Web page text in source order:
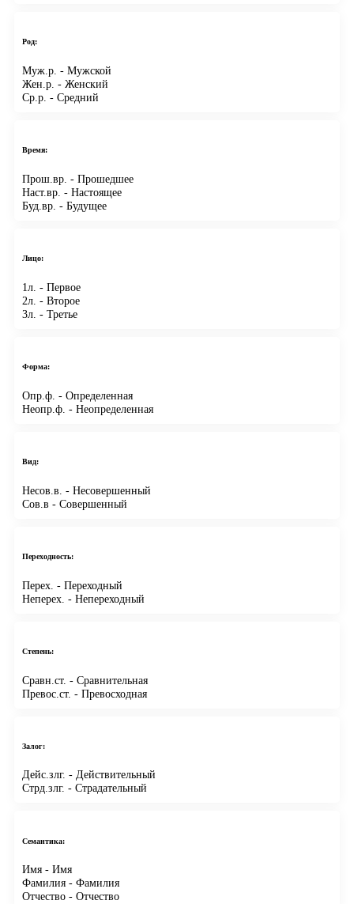
Род:
Муж.р. - Мужской
Жен.р. - Женский
Ср.р. - Средний
Время:
Прош.вр. - Прошедшее
Наст.вр. - Настоящее
Буд.вр. - Будущее
Лицо:
1л. - Первое
2л. - Второе
3л. - Третье
Форма:
Опр.ф. - Определенная
Неопр.ф. - Неопределенная
Вид:
Несов.в. - Несовершенный
Сов.в - Совершенный
Переходность:
Перех. - Переходный
Неперех. - Непереходный
Степень:
Сравн.ст. - Сравнительная
Превос.ст. - Превосходная
Залог:
Дейс.злг. - Действительный
Стрд.злг. - Страдательный
Семантика:
Имя - Имя
Фамилия - Фамилия
Отчество - Отчество